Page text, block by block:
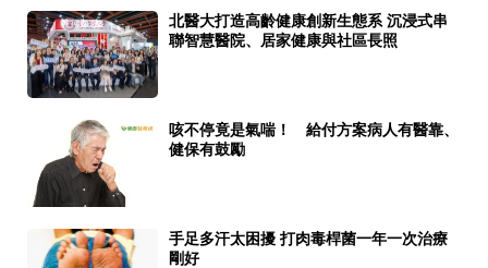
北醫大打造高齡健康創新生態系 沉浸式串
聯智慧醫院、居家健康與社區長照
咳不停竟是氣喘！ 給付方案病人有醫靠、
健保有鼓勵
手足多汗太困擾 打肉毒桿菌一年一次治療
剛好